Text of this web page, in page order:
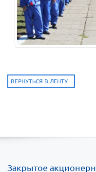
ВЕРНУТЬСЯ В ЛЕНТУ
Закрытое